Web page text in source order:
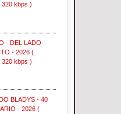
320 kbps )
- DEL LADO
- 2026 (
320 kbps )
BLADYS - 40
- 2026 (